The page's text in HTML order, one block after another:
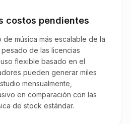
costos pendientes
música más escalable de la
de las licencias
flexible basado en el
pueden generar miles
mensualmente,
en comparación con las
de stock estándar.